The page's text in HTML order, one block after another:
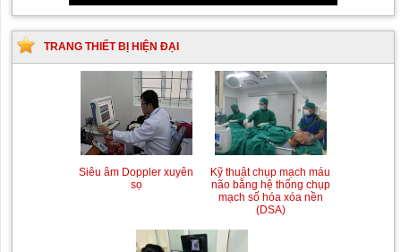
TRANG THIẾT BỊ HIỆN ĐẠI
Siêu âm Doppler xuyên
sọ
Kỹ thuật chụp mạch máu
não bằng hệ thống chụp
mạch số hóa xóa nền
(DSA)